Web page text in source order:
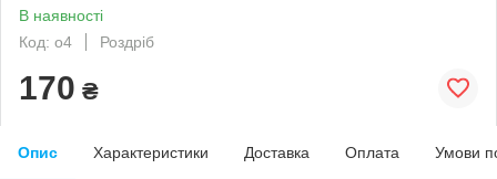
В наявності
Код: o4
Роздріб
170 ₴
Опис Характеристики Доставка Оплата Умови